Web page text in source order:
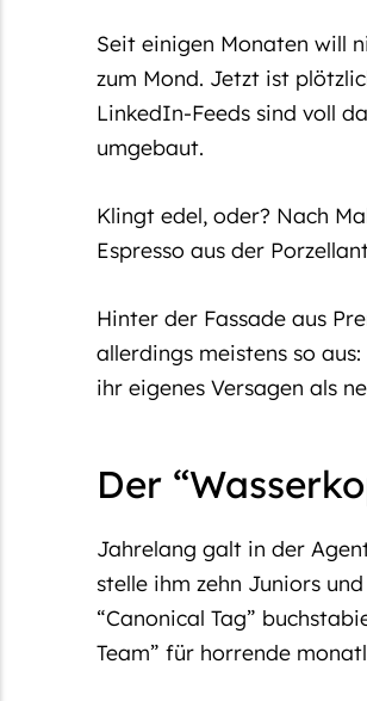
Seit einigen Monaten will
zum Mond. Jetzt ist
LinkedIn-Feeds sind voll
umgebaut.
Klingt edel, oder? Nach
Espresso aus der
Hinter der Fassade aus
allerdings meistens so
ihr eigenes Versagen als
Der
Jahrelang galt in der
stelle ihm zehn Juniors
“Canonical Tag”
Team” für horrende